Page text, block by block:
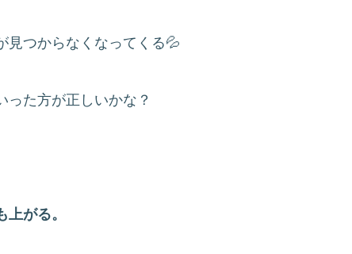
見つからなくなってくる💦
った方が正しいかな？
がる。